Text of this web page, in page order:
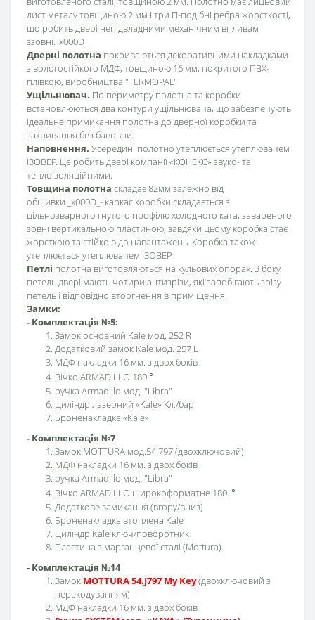
лист металу товщиною 2 мм і три П-подібні ребра жорсткості,
що робить двері непідвладними механічним впливам
ззовні._x000D_
Дверні полотна покриваються декоративними накладками
з вологостійкого МДФ, товщиною 16 мм, покритого ПВХ-
плівкою, виробництва "TERMOPAL"
Ущільнювач. По периметру полотна та коробки
встановлюються два контури ущільнювача, що забезпечують
ідеальне примикання полотна до дверної коробки та
закривання без бавовни.
Наповнення. Усередині полотно утеплюється утеплювачем
ІЗОВЕР. Це робить двері компанії «КОНЕКС» звуко- та
теплоізоляційними.
Товщина полотна складає 82мм залежно від
обшивки._x000D_- каркас коробки складається з
цільнозварного гнутого профілю холодного ката, завареного
зовні вертикальною пластиною, завдяки цьому коробка стає
жорсткою та стійкою до навантажень. Коробка також
утеплюється утеплювачем ІЗОВЕР.
Петлі полотна виготовляються на кульових опорах. З боку
петель двері мають чотири антизрізи, які запобігають зрізу
петель і відповідно вторгнення в приміщення.
Замки:
- Комплектація №5:
Замок основний Kale мод. 252 R
Додатковий замок Kale мод. 257 L
МДФ накладки 16 мм. з двох боків
Вічко ARMADILLO 180 °
ручка Armadillo мод. "Libra"
Циліндр лазерний «Kale» Кл./бар
Броненакладка «Kale»
- Комплектація №7
Замок MOTTURA мод.54.797 (двохключовий)
МДФ накладки 16 мм. з двох боків
ручка Armadillo мод. "Libra"
Вічко ARMADILLO широкоформатне 180. °
Додаткове замикання (вгору/вниз)
Броненакладка втоплена Kale
Циліндр Kale ключ/поворотник
Пластина з марганцевої сталі (Mottura)
- Комплектація №14
Замок MOTTURA 54.J797 My Key(двохключовий з
перекодуванням)
МДФ накладки 16 мм. з двох боків